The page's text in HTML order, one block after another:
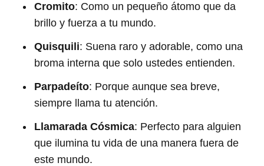
Cromito: Como un pequeño átomo que da
brillo y fuerza a tu mundo.
Quisquili: Suena raro y adorable, como una
broma interna que solo ustedes entienden.
Parpadeíto: Porque aunque sea breve,
siempre llama tu atención.
Llamarada Cósmica: Perfecto para alguien
que ilumina tu vida de una manera fuera de
este mundo.